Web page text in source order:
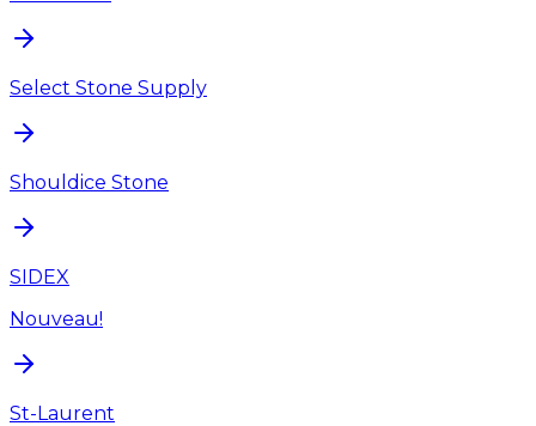
Select Stone Supply
Shouldice Stone
SIDEX
Nouveau!
St-Laurent